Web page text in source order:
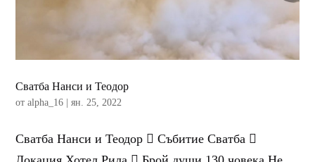
Сватба Нанси и Теодор
отalpha_16 |ян. 25, 2022
Сватба Нанси и Теодор  Събитие Сватба 